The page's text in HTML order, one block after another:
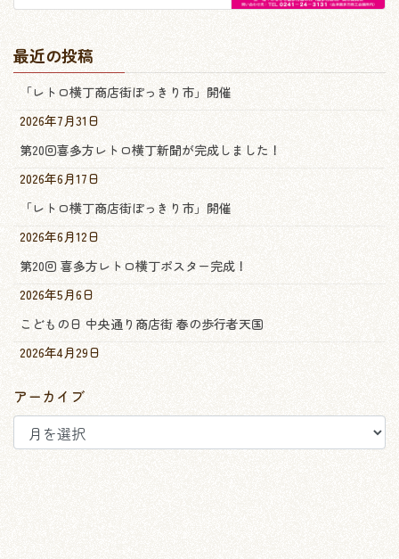
最近の投稿
「レトロ横丁商店街ぽっきり市」開催
2026年7月31日
第20回喜多方レトロ横丁新聞が完成しました！
2026年6月17日
「レトロ横丁商店街ぽっきり市」開催
2026年6月12日
第20回 喜多方レトロ横丁ポスター完成！
2026年5月6日
こどもの日 中央通り商店街 春の歩行者天国
2026年4月29日
アーカイブ